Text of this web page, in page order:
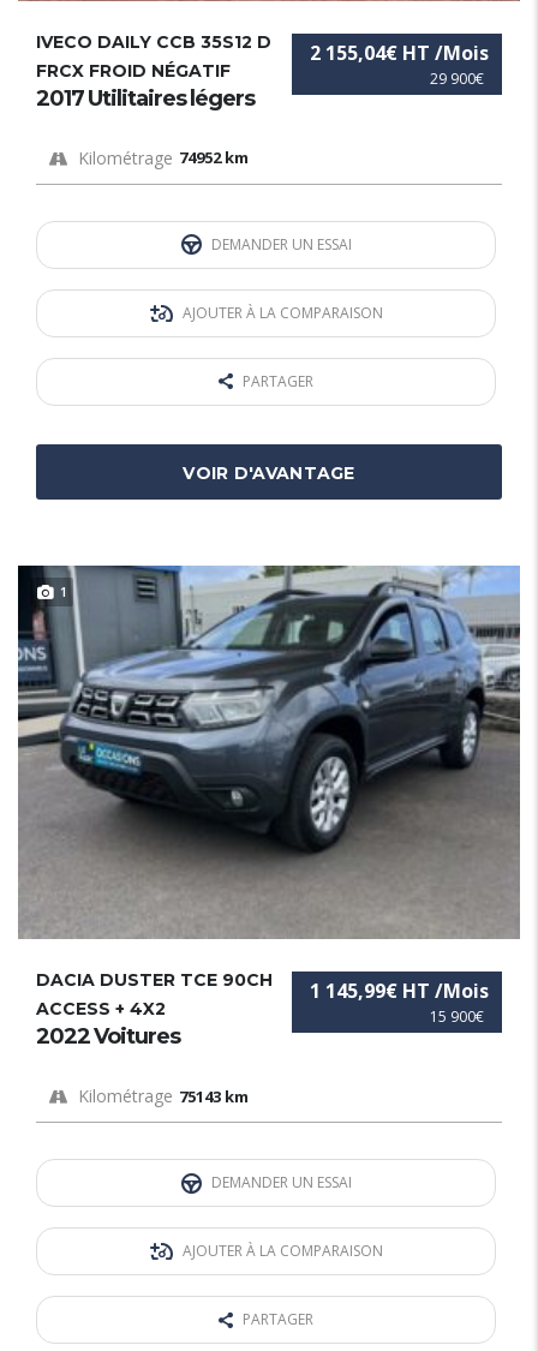
29 900€
2 155,04€ HT /Mois
IVECO DAILY CCB 35S12 D
FRCX FROID NÉGATIF
2017 Utilitaires légers
Kilométrage 74952 km
DEMANDER UN ESSAI
AJOUTER À LA COMPARAISON
PARTAGER
VOIR D'AVANTAGE
1
15 900€
1 145,99€ HT /Mois
DACIA DUSTER TCE 90CH
ACCESS + 4X2
2022 Voitures
Kilométrage 75143 km
DEMANDER UN ESSAI
AJOUTER À LA COMPARAISON
PARTAGER